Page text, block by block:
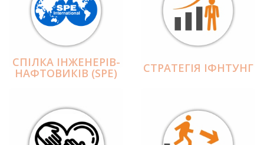
СПІЛКА ІНЖЕНЕРІВ-
НАФТОВИКІВ (SPE) СТРАТЕГІЯ ІФНТУНГ